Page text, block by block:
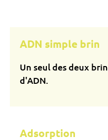
ADN simple brin
Un seul des deux
d'ADN.
Adsorption